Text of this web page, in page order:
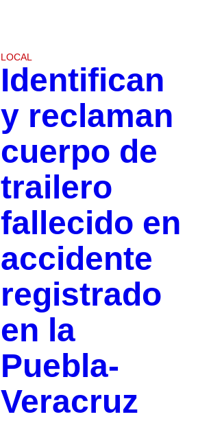
LOCAL
Identifican
y reclaman
cuerpo de
trailero
fallecido en
accidente
registrado
en la
Puebla-
Veracruz